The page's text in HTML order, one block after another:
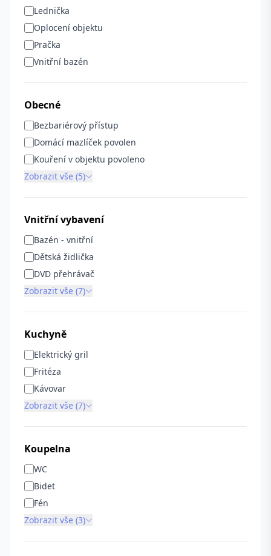
Lednička
Oplocení objektu
Pračka
Vnitřní bazén
Obecné
Bezbariérový přístup
Domácí mazlíček povolen
Kouření v objektu povoleno
Zobrazit vše (5)
Vnitřní vybavení
Bazén - vnitřní
Dětská židlička
DVD přehrávač
Zobrazit vše (7)
Kuchyně
Elektrický gril
Fritéza
Kávovar
Zobrazit vše (7)
Koupelna
WC
Bidet
Fén
Zobrazit vše (3)